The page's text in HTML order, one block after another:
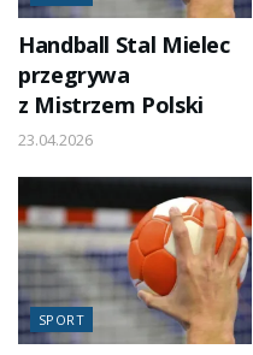
Handball Stal Mielec
przegrywa
z Mistrzem Polski
23.04.2026
SPORT